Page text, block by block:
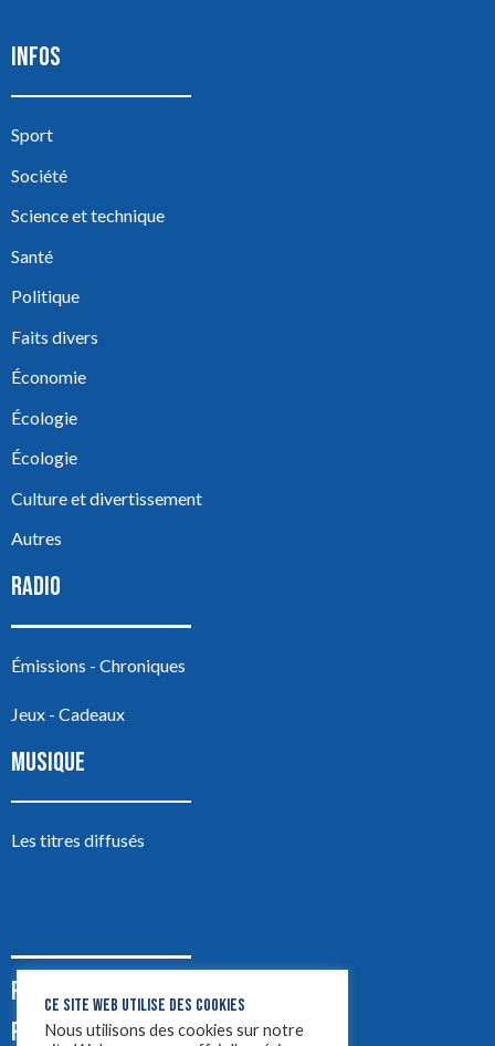
INFOS
Sport
Société
Science et technique
Santé
Politique
Faits divers
Économie
Écologie
Écologie
Culture et divertissement
Autres
RADIO
Émissions - Chroniques
Jeux - Cadeaux
MUSIQUE
Les titres diffusés
PODCASTS
PUB
CE SITE WEB UTILISE DES COOKIES
Nous utilisons des cookies sur notre